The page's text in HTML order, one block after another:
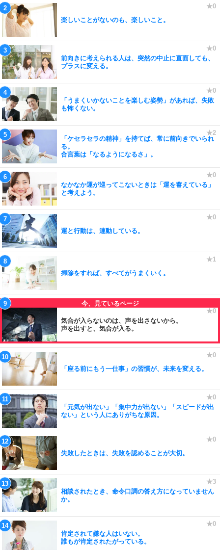
楽しいことがないのも、楽しいこと。
前向きに考えられる人は、突然の中止に直面しても、
プラスに変える。
「うまくいかないことを楽しむ姿勢」があれば、失敗
も怖くない。
「ケセラセラの精神」を持てば、常に前向きでいられ
る。
合言葉は「なるようになるさ」。
なかなか運が巡ってこないときは「運を蓄えている」
と考えよう。
運と行動は、連動している。
掃除をすれば、すべてがうまくいく。
気合が入らないのは、声を出さないから。
声を出すと、気合が入る。
「座る前にもう一仕事」の習慣が、未来を変える。
「元気が出ない」「集中力が出ない」「スピードが出
ない」という人にありがちな原因。
失敗したときは、失敗を認めることが大切。
相談されたとき、命令口調の答え方になっていません
か。
肯定されて嫌な人はいない。
誰もが肯定されたがっている。